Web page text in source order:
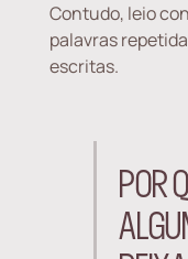
Contudo, leio
palavras
escritas.
POR